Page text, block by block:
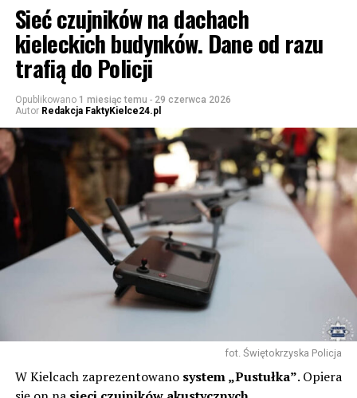
Sieć czujników na dachach
kieleckich budynków. Dane od razu
trafią do Policji
Opublikowano 1 miesiąc temu - 29 czerwca 2026
Autor Redakcja FaktyKielce24.pl
fot. Świętokrzyska Policja
W Kielcach zaprezentowano system „Pustułka”. Opiera